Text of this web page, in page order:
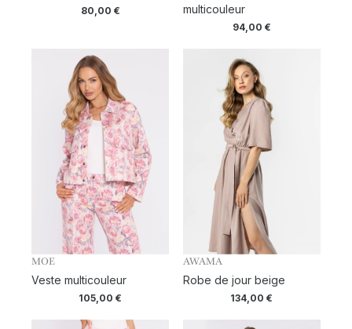
80,00 €
multicouleur
94,00 €
MOE
Veste multicouleur
105,00€
AWAMA
Robe de jour beige
134,00€